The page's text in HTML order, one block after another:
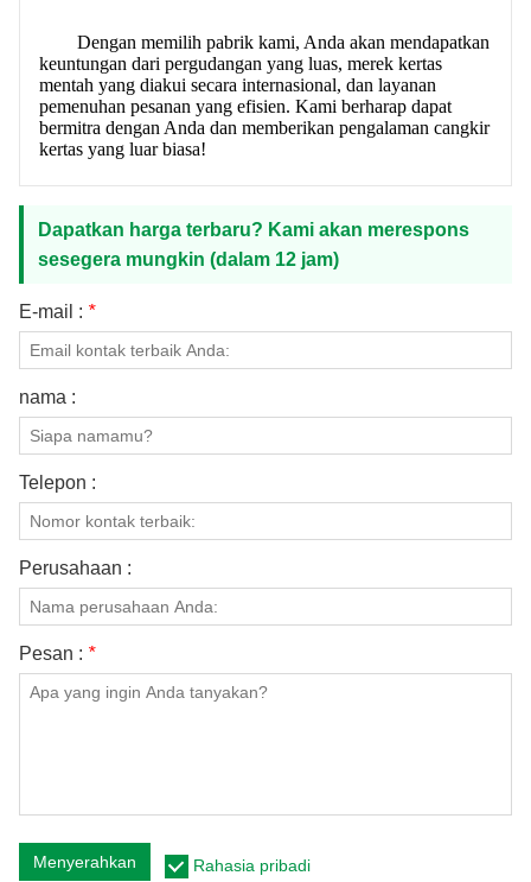
Dengan memilih pabrik kami, Anda akan mendapatkan
keuntungan dari pergudangan yang luas, merek kertas
mentah yang diakui secara internasional, dan layanan
pemenuhan pesanan yang efisien. Kami berharap dapat
bermitra dengan Anda dan memberikan pengalaman cangkir
kertas yang luar biasa!
Dapatkan harga terbaru? Kami akan merespons
sesegera mungkin (dalam 12 jam)
E-mail : *
nama :
Telepon :
Perusahaan :
Pesan : *
Menyerahkan Rahasia pribadi